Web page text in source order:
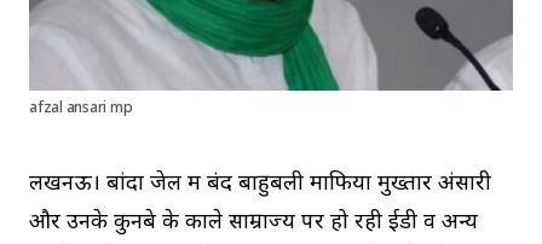
afzal ansari mp
लखनऊ। बांदा जेल में बंद बाहुबली माफिया मुख्तार अंसारी
और उनके कुनबे के काले साम्राज्य पर हो रही ईडी व अन्य